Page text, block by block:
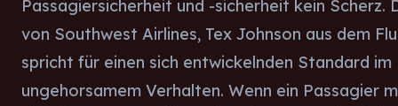
Passagiersicherheit und -sicherheit kein Scherz.
von Southwest Airlines, Tex Johnson aus dem
spricht für einen sich entwickelnden Standard
ungehorsamem Verhalten. Wenn ein Passagier